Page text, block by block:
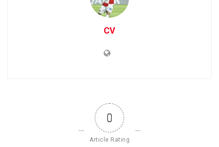
CV
0
Article Rating